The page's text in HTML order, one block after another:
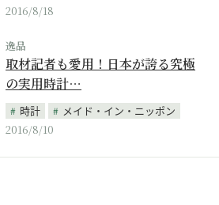
2016/8/18
逸品
取材記者も愛用！日本が誇る究極
の実用時計…
時計
メイド・イン・ニッポン
2016/8/10